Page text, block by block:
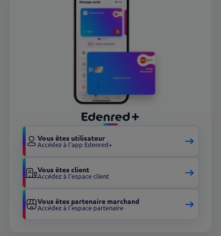
Edenred+
Vous êtes utilisateur
Accédez à l'app Edenred+
Vous êtes client
Accédez à l'espace client
Vous êtes partenaire marchand
Accédez à l'espace partenaire